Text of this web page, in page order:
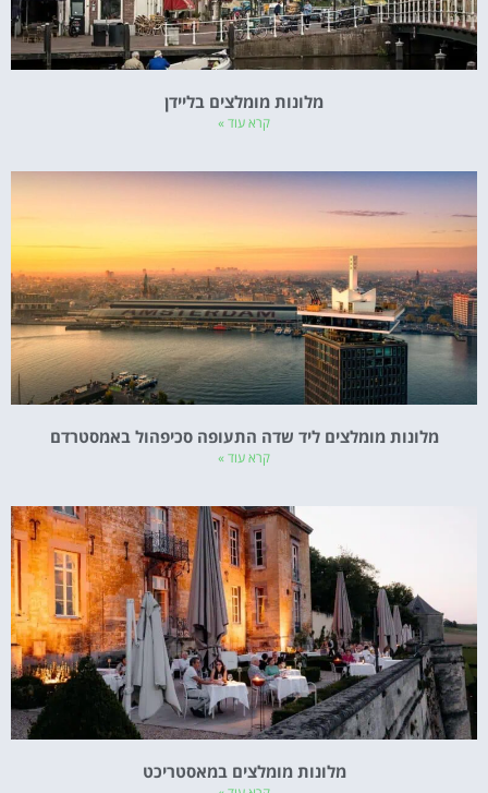
מלונות מומלצים בליידן
קרא עוד »
מלונות מומלצים ליד שדה התעופה סכיפהול באמסטרדם
קרא עוד »
מלונות מומלצים במאסטריכט